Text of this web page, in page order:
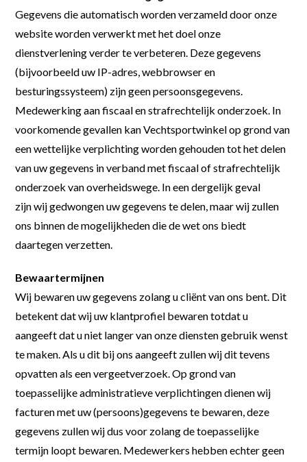
Gegevens die automatisch worden verzameld door onze
website worden verwerkt met het doel onze
dienstverlening verder te verbeteren. Deze gegevens
(bijvoorbeeld uw IP-adres, webbrowser en
besturingssysteem) zijn geen persoonsgegevens.
Medewerking aan fiscaal en strafrechtelijk onderzoek. In
voorkomende gevallen kan Vechtsportwinkel op grond van
een wettelijke verplichting worden gehouden tot het delen
van uw gegevens in verband met fiscaal of strafrechtelijk
onderzoek van overheidswege. In een dergelijk geval
zijn wij gedwongen uw gegevens te delen, maar wij zullen
ons binnen de mogelijkheden die de wet ons biedt
daartegen verzetten.
Bewaartermijnen
Wij bewaren uw gegevens zolang u cliënt van ons bent. Dit
betekent dat wij uw klantprofiel bewaren totdat u
aangeeft dat u niet langer van onze diensten gebruik wenst
te maken. Als u dit bij ons aangeeft zullen wij dit tevens
opvatten als een vergeetverzoek. Op grond van
toepasselijke administratieve verplichtingen dienen wij
facturen met uw (persoons)gegevens te bewaren, deze
gegevens zullen wij dus voor zolang de toepasselijke
termijn loopt bewaren. Medewerkers hebben echter geen